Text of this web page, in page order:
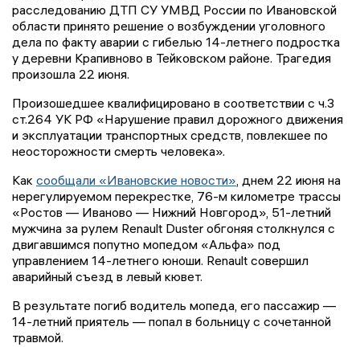
расследованию ДТП СУ УМВД России по Ивановской
области принято решение о возбуждении уголовного
дела по факту аварии с гибелью 14-летнего подростка
у деревни Крапивново в Тейковском районе. Трагедия
произошла 22 июня.
Произошедшее квалифицировано в соответствии с ч.3
ст.264 УК РФ «Нарушение правил дорожного движения
и эксплуатации транспортных средств, повлекшее по
неосторожности смерть человека».
Как сообщали «Ивановские новости», днем 22 июня на
нерегулируемом перекрестке, 76-м километре трассы
«Ростов — Иваново — Нижний Новгород», 51-летний
мужчина за рулем Renault Duster обгоняя столкнулся с
двигавшимся попутно мопедом «Альфа» под
управлением 14-летнего юноши. Renault совершил
аварийный съезд в левый кювет.
В результате погиб водитель мопеда, его пассажир —
14-летний приятель — попал в больницу с сочетанной
травмой.